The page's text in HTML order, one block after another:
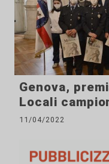
Genova,
Locali
11/04/2022